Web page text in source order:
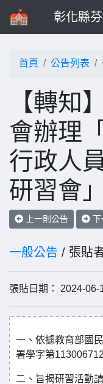
彰化縣
首頁 公告列表
【轉知
會辦理
行政人
研習會
上一則公告 下
一般公告 / 張貼
張貼日期： 2024-
一、依據教育部國
署學字第
二、旨揭研習活動